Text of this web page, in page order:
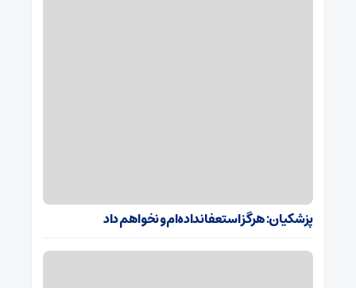
پزشکیان: هرگز استعفا نداده‌ام و نخواهم داد